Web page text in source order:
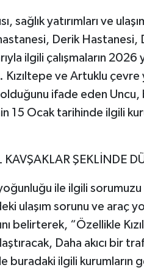
sağlık yatırımları ve
Derik
ilgili çalışmaların 2026
ve Artuklu çevre
ifade eden
15 Ocak tarihinde ilgili
KAVŞAKLAR ŞEKLİNDE
ile ilgili sorumuzu
ulaşım sorunu ve araç
belirterek, “Özellikle
Daha akıcı bir
buradaki ilgili